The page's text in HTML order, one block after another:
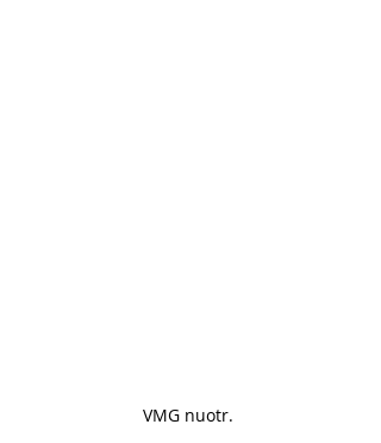
VMG nuotr.